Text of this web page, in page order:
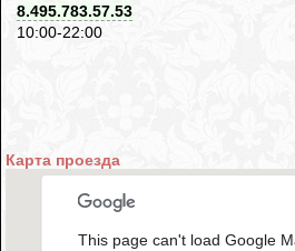
8.495.783.57.53
10:00-22:00
Карта проезда
This page can't load Google